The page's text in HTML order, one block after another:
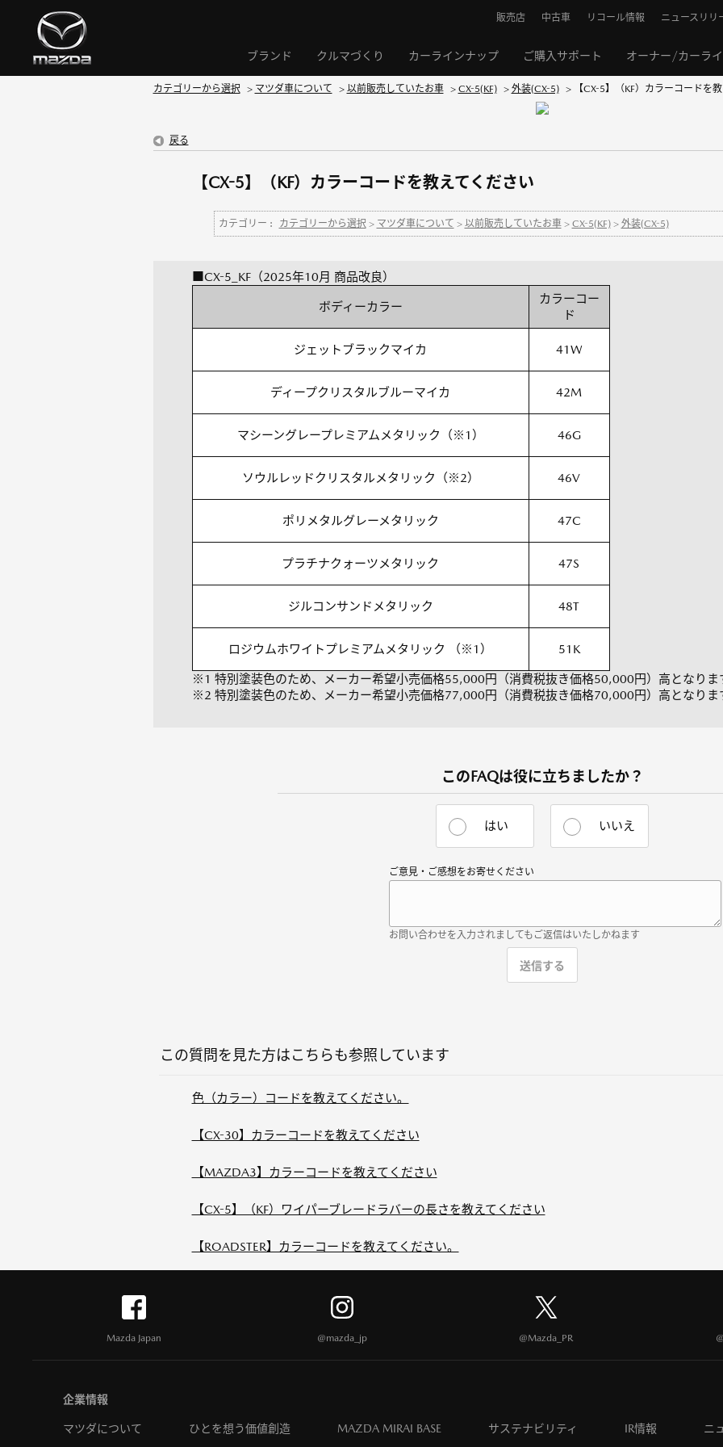
ブランド クルマづくり カーラインナップ ご購入サポート オーナー/カーラ
販売店 中古車 リコール情報 ニュースリリ
カテゴリーから選択 > マツダ車について > 以前販売していたお車 > CX-5(KF) > 外装(CX-5) > 【CX-5】（KF）カラーコードを
戻る
【CX-5】（KF）カラーコードを教えてください
カテゴリー : カテゴリーから選択 > マツダ車について > 以前販売していたお車> CX-5(KF)> 外装(CX-5)
■CX-5_KF（2025年10月 商品改良）
ボディーカラー
カラーコー
ド
ジェットブラックマイカ 41W
ディープクリスタルブルーマイカ 42M
マシーングレープレミアムメタリック（※1） 46G
ソウルレッドクリスタルメタリック（※2） 46V
ポリメタルグレーメタリック 47C
プラチナクォーツメタリック 47S
ジルコンサンドメタリック 48T
ロジウムホワイトプレミアムメタリック （※1） 51K
※1 特別塗装色のため、メーカー希望小売価格55,000円（消費税抜き価格50,000円）高となりま
※2 特別塗装色のため、メーカー希望小売価格77,000円（消費税抜き価格70,000円）高となりま
このFAQは役に立ちましたか？
はい いいえ
ご意見・ご感想をお寄せください
お問い合わせを入力されましてもご返信はいたしかねます
この質問を見た方はこちらも参照しています
色（カラー）コードを教えてください。
【CX-30】カラーコードを教えてください
【MAZDA3】カラーコードを教えてください
【CX-5】（KF）ワイパーブレードラバーの長さを教えてください
【ROADSTER】カラーコードを教えてください。
Mazda Japan @mazda_jp @Mazda_PR
企業情報
マツダについて ひとを想う価値創造 MAZDA MIRAI BASE サステナビリティ IR情報 ニ